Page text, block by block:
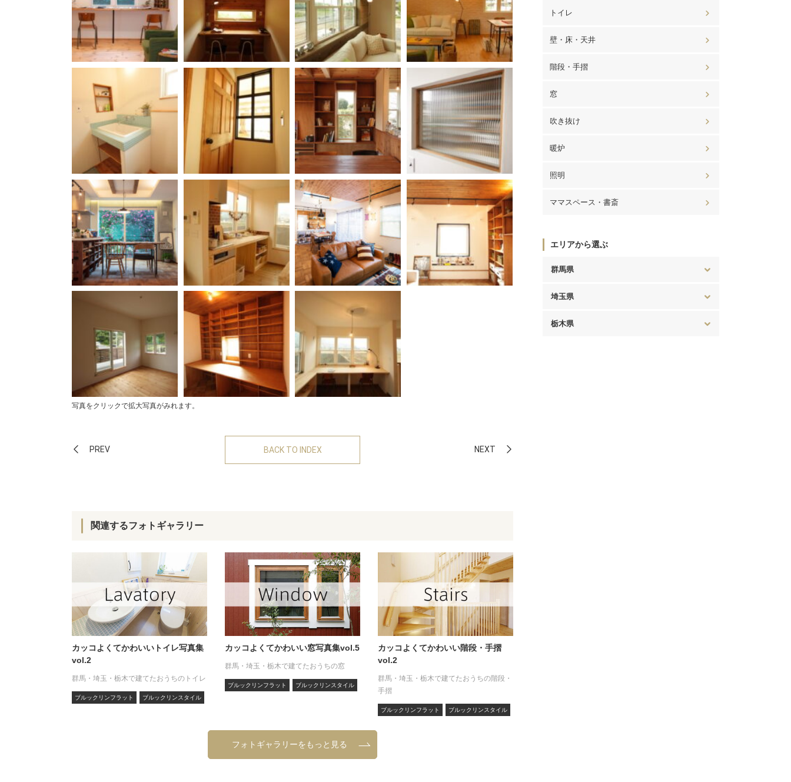
写真をクリックで拡大写真がみれます。
PREV BACK TO INDEX NEXT
関連するフォトギャラリー
カッコよくてかわいいトイレ写真集
vol.2
群馬・埼玉・栃木で建てたおうちのトイレ
ブルックリンフラット ブルックリンスタイル
カッコよくてかわいい窓写真集vol.5
群馬・埼玉・栃木で建てたおうちの窓
ブルックリンフラット ブルックリンスタイル
カッコよくてかわいい階段・手摺
vol.2
群馬・埼玉・栃木で建てたおうちの階段・
手摺
ブルックリンフラット ブルックリンスタイル
フォトギャラリーをもっと見る
トイレ
壁・床・天井
階段・手摺
窓
吹き抜け
暖炉
照明
ママスペース・書斎
エリアから選ぶ
群馬県
埼玉県
栃木県